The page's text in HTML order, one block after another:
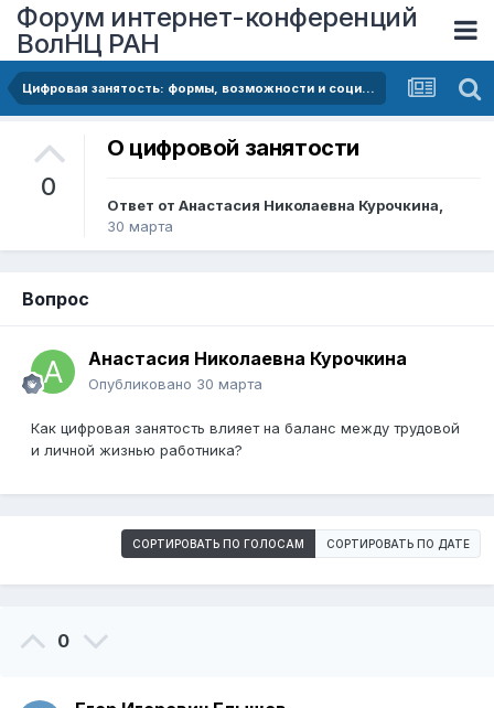
Форум интернет-конференций
ВолНЦ РАН
Цифровая занятость: формы, возможности и социальные риски
0
О цифровой занятости
Ответ от Анастасия Николаевна Курочкина,
30 марта
Вопрос
Анастасия Николаевна Курочкина
Опубликовано 30 марта
Как цифровая занятость влияет на баланс между трудовой
и личной жизнью работника?
СОРТИРОВАТЬ ПО ГОЛОСАМ СОРТИРОВАТЬ ПО ДАТЕ
0